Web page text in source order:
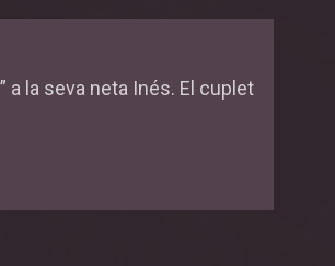
a la seva neta Inés. El cuplet